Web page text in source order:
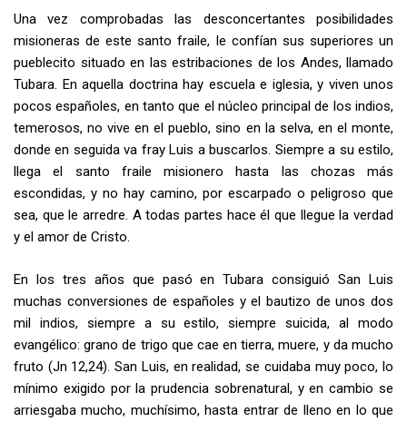
Una vez comprobadas las desconcertantes posibilidades
misioneras de este santo fraile, le confían sus superiores un
pueblecito situado en las estribaciones de los Andes, llamado
Tubara. En aquella doctrina hay escuela e iglesia, y viven unos
pocos españoles, en tanto que el núcleo principal de los indios,
temerosos, no vive en el pueblo, sino en la selva, en el monte,
donde en seguida va fray Luis a buscarlos. Siempre a su estilo,
llega el santo fraile misionero hasta las chozas más
escondidas, y no hay camino, por escarpado o peligroso que
sea, que le arredre. A todas partes hace él que llegue la verdad
y el amor de Cristo.
En los tres años que pasó en Tubara consiguió San Luis
muchas conversiones de españoles y el bautizo de unos dos
mil indios, siempre a su estilo, siempre suicida, al modo
evangélico: grano de trigo que cae en tierra, muere, y da mucho
fruto (Jn 12,24). San Luis, en realidad, se cuidaba muy poco, lo
mínimo exigido por la prudencia sobrenatural, y en cambio se
arriesgaba mucho, muchísimo, hasta entrar de lleno en lo que